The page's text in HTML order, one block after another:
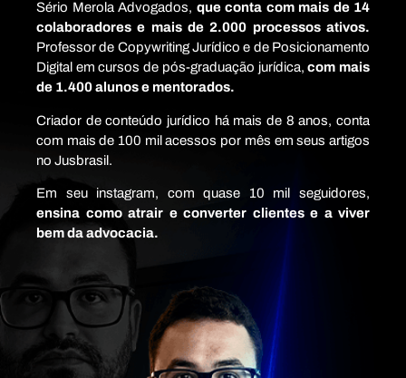
Sério Merola Advogados, que conta com mais de 14
colaboradores e mais de 2.000 processos ativos.
Professor de Copywriting Jurídico e de Posicionamento
Digital em cursos de pós-graduação jurídica,com mais
de 1.400 alunos e mentorados.
Criador de conteúdo jurídico há mais de 8 anos, conta
com mais de 100 mil acessos por mês em seus artigos
no Jusbrasil.
Em seu instagram, com quase 10 mil seguidores,
ensina como atrair e converter clientes e a viver
bem da advocacia.